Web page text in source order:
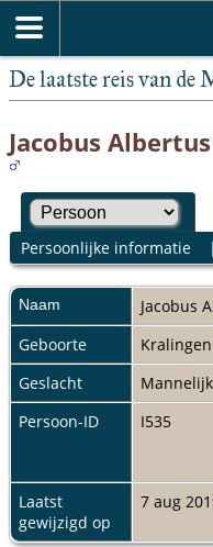
De laatste reis van de
Jacobus
Persoonlijke informatie
Naam Jacobus
Geboorte
Kralingen
Geslacht
Mannelijk
Persoon-ID
I535
Laatst
gewijzigd op
7 aug